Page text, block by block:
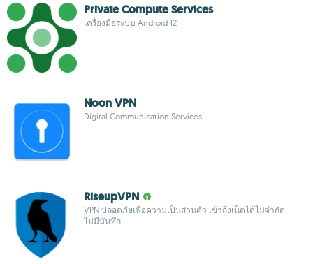
Private Compute Services
เครื่องมือระบบ Android 12
Noon VPN
Digital Communication Services
RiseupVPN
VPN ปลอดภัยเพื่อความเป็นส่วนตัว เข้าถึงเน็ตได้ไม่จำกัด
ไม่มีบันทึก